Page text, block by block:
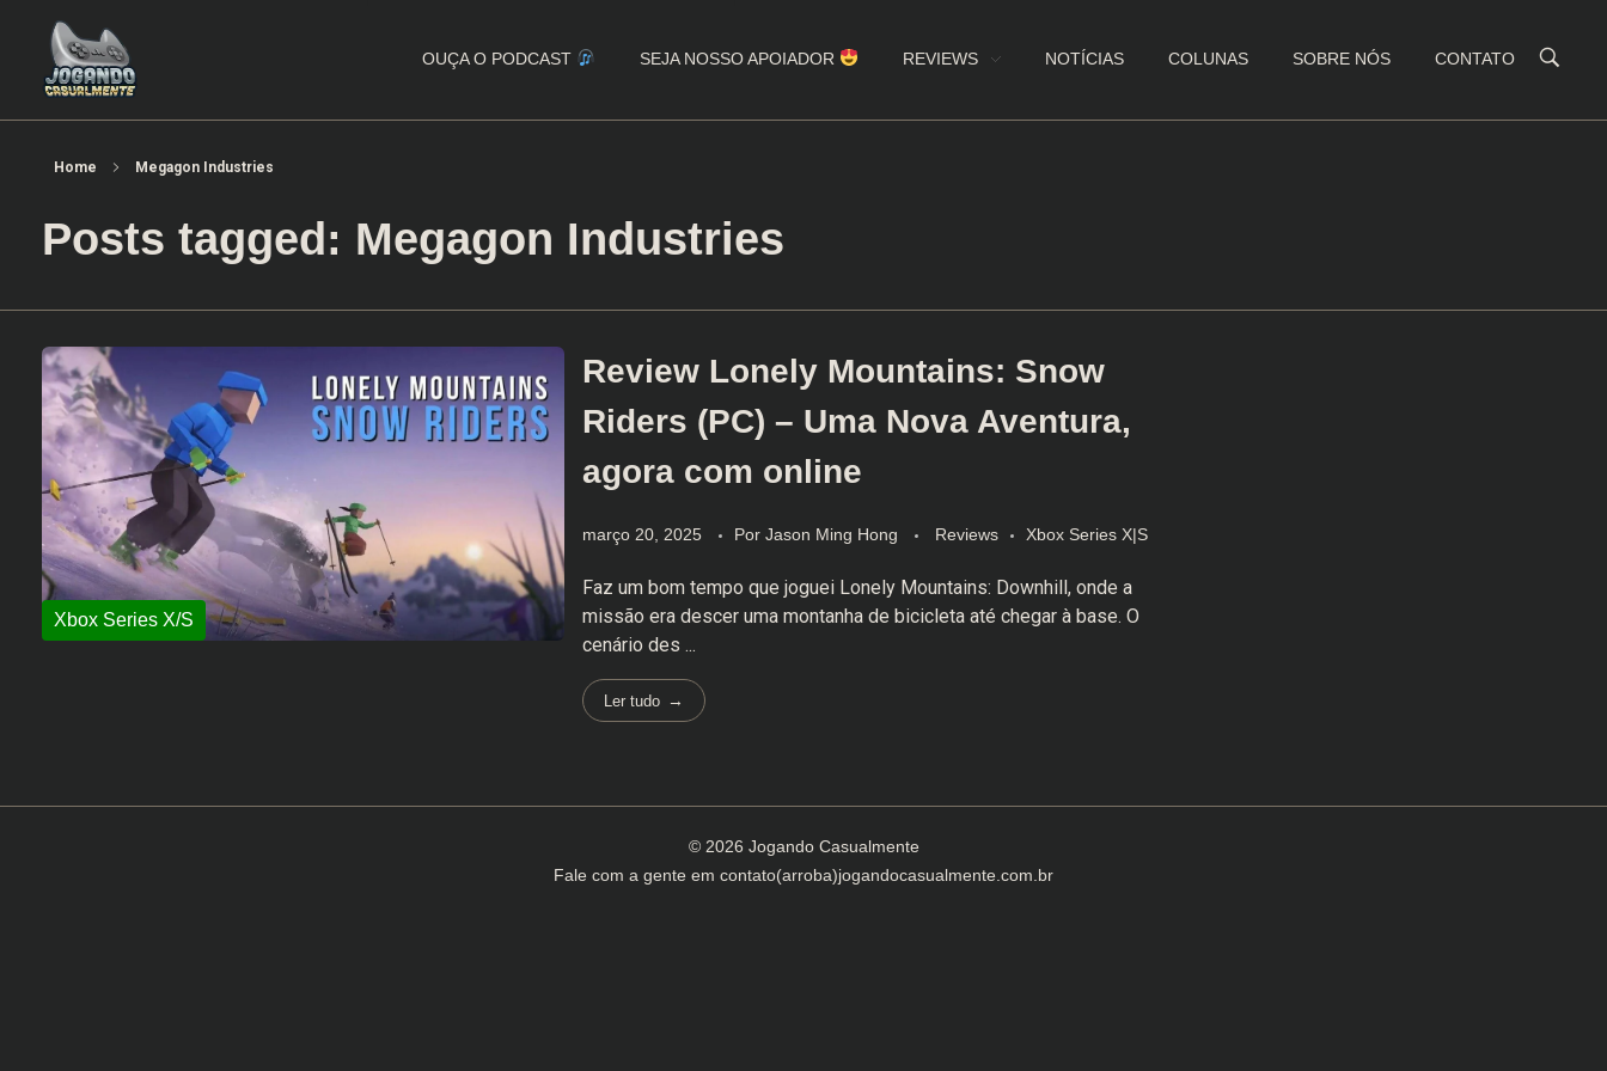
OUÇA O PODCAST SEJA NOSSO APOIADOR REVIEWS NOTÍCIAS COLUNAS SOBRE NÓS CONTATO
Home Megagon Industries
Posts tagged: Megagon Industries
Review Lonely Mountains: Snow
Riders (PC) – Uma Nova Aventura,
agora com online
março 20, 2025 Por Jason Ming Hong Reviews Xbox Series X|S
Faz um bom tempo que joguei Lonely Mountains: Downhill, onde a
missão era descer uma montanha de bicicleta até chegar à base. O
cenário des ...
Ler tudo
© 2026 Jogando Casualmente
Fale com a gente em contato(arroba)jogandocasualmente.com.br